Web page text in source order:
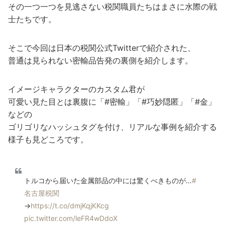
その一つ一つを見逃さない税関職員たちはまさに水際の戦
士たちです。
そこで今回は日本の税関公式Twitterで紹介された、
普通は見られない密輸品告発の裏側を紹介します。
イメージキャラクターのカスタム君が
可愛い見た目とは裏腹に「#密輸」「#巧妙隠匿」「#金」
などの
ゴリゴリなハッシュタグを付け、リアルな事例を紹介する
様子も見どころです。
トルコから届いた金属部品の中には驚くべきものが…#
名古屋税関
→https://t.co/dmjKqjKKcg
pic.twitter.com/leFR4wDdoX